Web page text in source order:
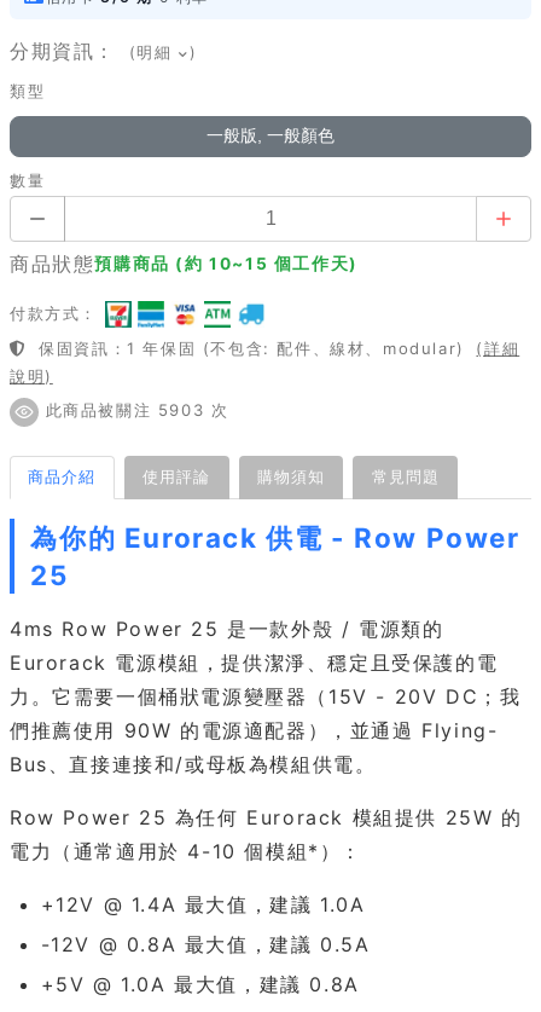
分期資訊： (明細 )
類型
一般版, 一般顏色
數量
商品狀態預購商品 (約 10~15 個工作天)
付款方式：
保固資訊：1 年保固 (不包含: 配件、線材、modular)
(詳細
說明)
此商品被關注 5903 次
商品介紹 使用評論 購物須知 常見問題
為你的 Eurorack 供電 - Row Power
25
4ms Row Power 25 是一款外殼 / 電源類的
Eurorack 電源模組，提供潔淨、穩定且受保護的電
力。它需要一個桶狀電源變壓器（15V - 20V DC；我
們推薦使用 90W 的電源適配器），並通過 Flying-
Bus、直接連接和/或母板為模組供電。
Row Power 25 為任何 Eurorack 模組提供 25W 的
電力（通常適用於 4-10 個模組*）：
+12V @ 1.4A 最大值，建議 1.0A
-12V @ 0.8A 最大值，建議 0.5A
+5V @ 1.0A 最大值，建議 0.8A